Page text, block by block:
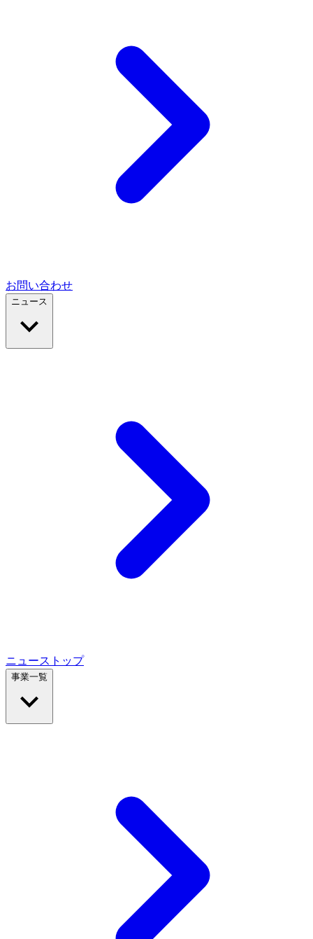
お問い合わせ
ニュース
ニューストップ
事業一覧